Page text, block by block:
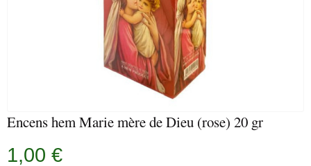
Encens hem Marie mère de Dieu (rose) 20 gr
1,00 €